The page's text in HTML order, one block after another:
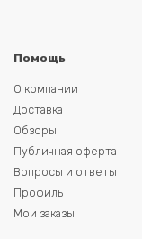
Помощь
О компании
Доставка
Обзоры
Публичная оферта
Вопросы и ответы
Профиль
Мои заказы